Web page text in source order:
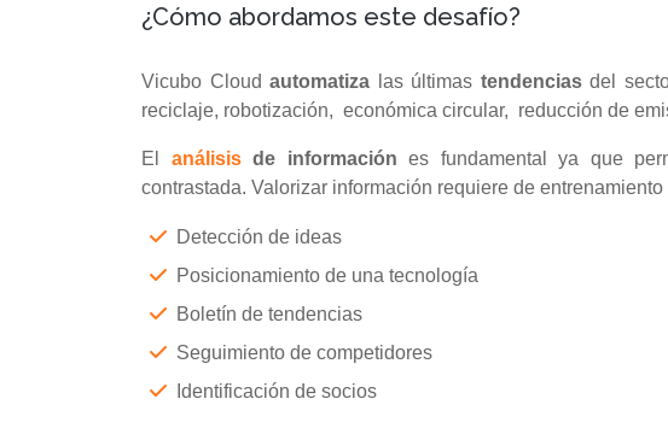
¿Cómo abordamos este desafío?
Vicubo Cloudautomatiza las últimas tendenciasdel
reciclaje, robotización, económica circular, reducción de
El análisis de informaciónes fundamental ya que
contrastada. Valorizar información requiere de
Detección de ideas
Posicionamiento de una tecnología
Boletín de tendencias
Seguimiento de competidores
Identificación de socios